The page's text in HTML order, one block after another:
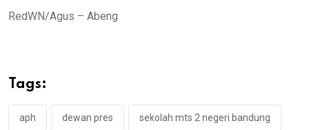
RedWN/Agus – Abeng
Tags:
aph dewan pres sekolah mts 2 negeri bandung